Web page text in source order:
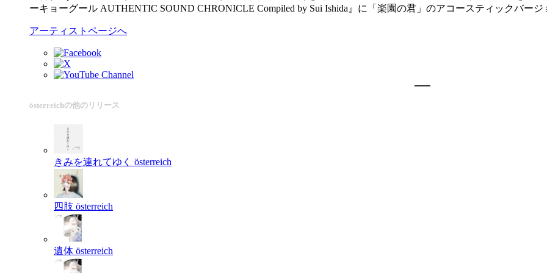
ーキョーグール AUTHENTIC SOUND CHRONICLE Compiled by Sui Ishida』に「楽園の君」のアコースティックバー
アーティストページへ
österreichの他のリリース
きみを連れてゆく österreich
四肢 österreich
遺体 österreich